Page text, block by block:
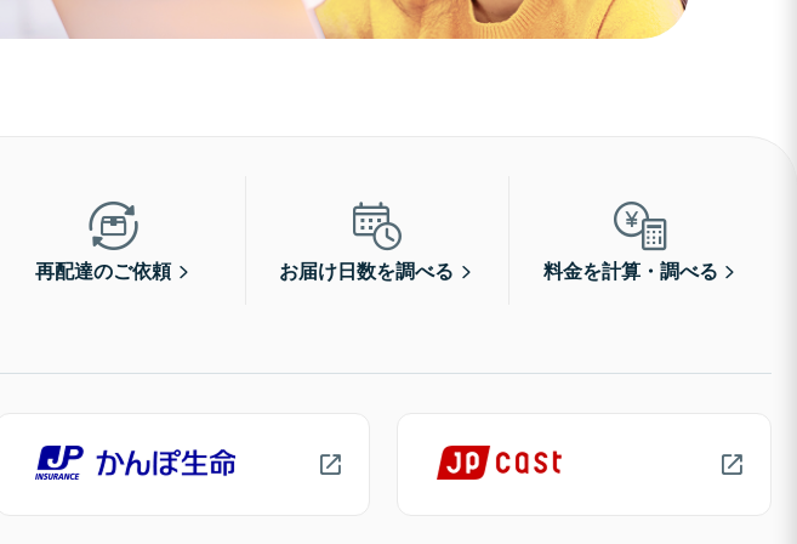
再配達のご依頼 お届け日数を調べる 料金を計算・調べる